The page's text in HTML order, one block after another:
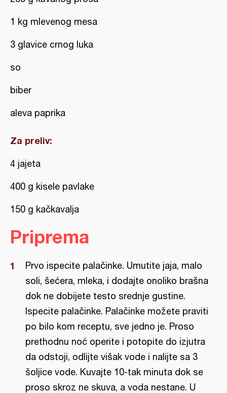
1 kg mlevenog mesa
3 glavice crnog luka
so
biber
aleva paprika
Za preliv:
4 jajeta
400 g kisele pavlake
150 g kačkavalja
Priprema
Prvo ispecite palačinke. Umutite jaja, malo
soli, šećera, mleka, i dodajte onoliko brašna
dok ne dobijete testo srednje gustine.
Ispecite palačinke. Palačinke možete praviti
po bilo kom receptu, sve jedno je. Proso
prethodnu noć operite i potopite do izjutra
da odstoji, odlijte višak vode i nalijte sa 3
šoljice vode. Kuvajte 10-tak minuta dok se
proso skroz ne skuva, a voda nestane. U